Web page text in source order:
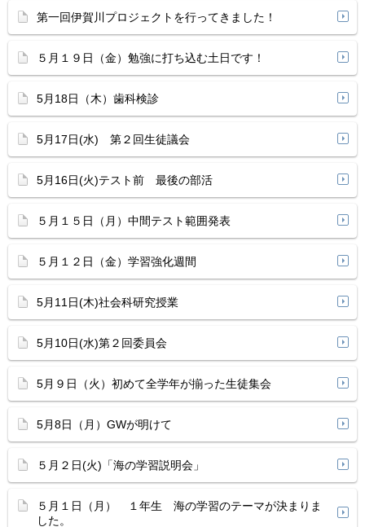
第一回伊賀川プロジェクトを行ってきました！
５月１９日（金）勉強に打ち込む土日です！
5月18日（木）歯科検診
5月17日(水) 第２回生徒議会
5月16日(火)テスト前 最後の部活
５月１５日（月）中間テスト範囲発表
５月１２日（金）学習強化週間
5月11日(木)社会科研究授業
5月10日(水)第２回委員会
5月９日（火）初めて全学年が揃った生徒集会
5月8日（月）GWが明けて
５月２日(火)「海の学習説明会」
５月１日（月） １年生 海の学習のテーマが決まりま
した。